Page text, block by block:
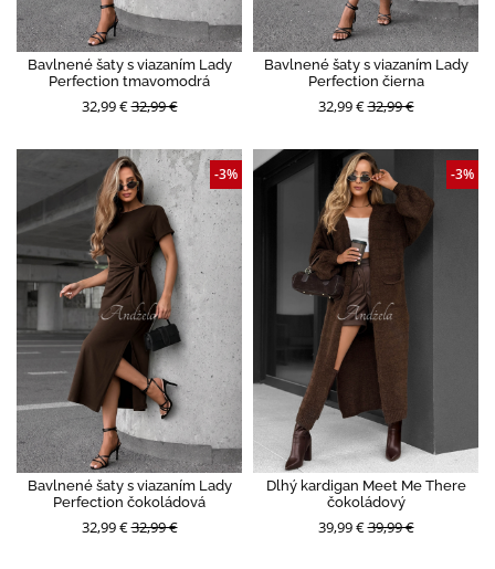
Bavlnené šaty s viazaním Lady
Perfection tmavomodrá
32,99 €32,99 €
Bavlnené šaty s viazaním Lady
Perfection čierna
32,99 €32,99 €
Bavlnené šaty s viazaním Lady
Perfection čokoládová
32,99 €32,99 €
-3%
Dlhý kardigan Meet Me There
čokoládový
39,99 €39,99 €
-3%